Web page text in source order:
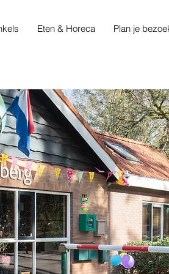
Eten & Horeca Plan je